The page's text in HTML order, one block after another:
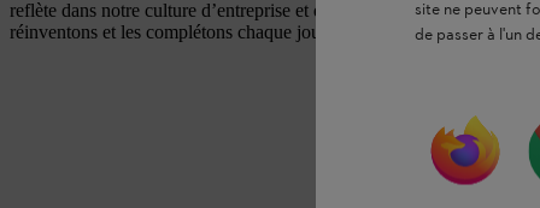
reflète dans notre culture d’entreprise et dans nos valeurs. Nos
réinventons et les complétons chaque jour.
site ne peuvent
de passer à l'un